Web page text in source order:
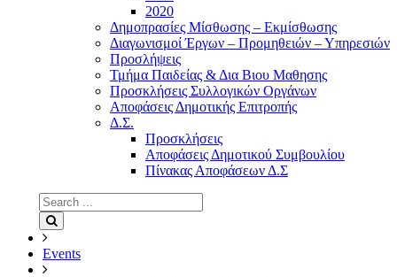
2020
Δημοπρασίες Μίσθωσης – Εκμίσθωσης
Διαγωνισμοί Έργων – Προμηθειών – Υπηρεσιών
Προσλήψεις
Τμήμα Παιδείας & Δια Βιου Μαθησης
Προσκλήσεις Συλλογικών Οργάνων
Αποφάσεις Δημοτικής Επιτροπής
Δ.Σ.
Προσκλήσεις
Αποφάσεις Δημοτικού Συμβουλίου
Πίνακας Αποφάσεων Δ.Σ
Search
for:
Events